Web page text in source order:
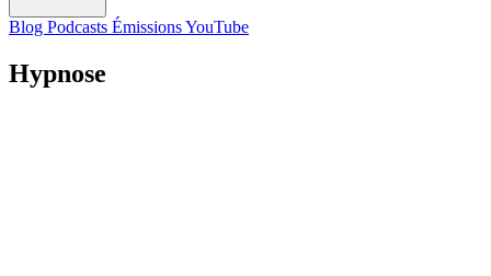
Blog Podcasts Émissions YouTube
Hypnose